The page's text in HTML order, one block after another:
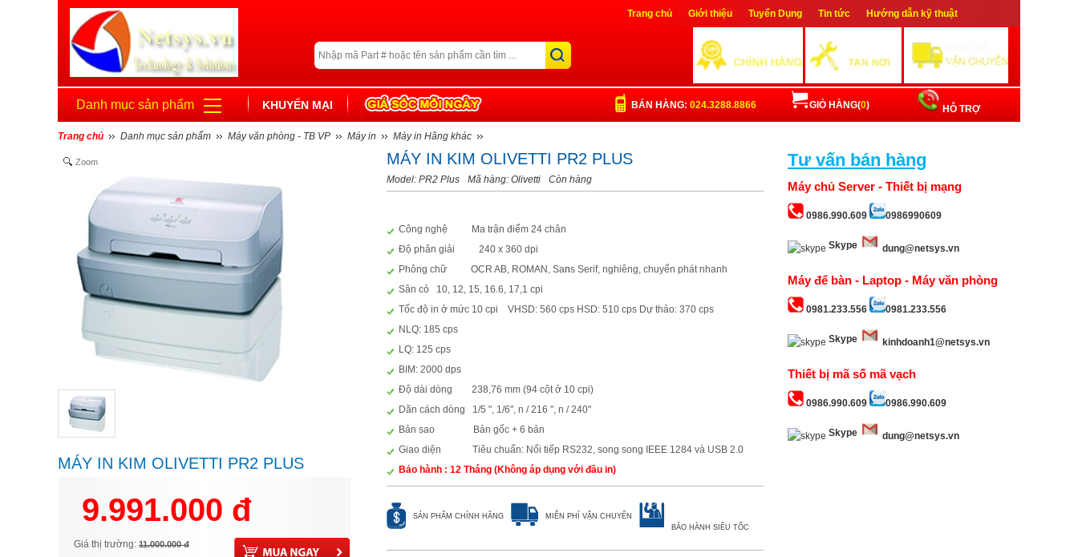
Trang chủ Giới thiệu Tuyển Dụng Tin tức Hướng dẫn kỹ thuật
Đăng nhập
Danh mục sản phẩm KHUYẾN MẠI HỖ TRỢ
GIỎ HÀNG(0)
BÁN HÀNG: 024.3288.8866
Trang chủ Danh mục sản phẩm Máy văn phòng - TB VP Máy in Máy in Hãng khác
Zoom
MÁY IN KIM OLIVETTI PR2 PLUS
9.991.000 đ
Giá thị trường: 11.000.000 đ
MÁY IN KIM OLIVETTI PR2 PLUS
Model: PR2 Plus Mã hàng: Olivetti Còn hàng
Công nghệ Ma trận điểm 24 chân
Độ phân giải 240 x 360 dpi
Phông chữ OCR AB, ROMAN, Sans Serif, nghiêng, chuyển phát nhanh
Sân cỏ 10, 12, 15, 16.6, 17,1 cpi
Tốc độ in ở mức 10 cpi VHSD: 560 cps HSD: 510 cps Dự thảo: 370 cps
NLQ: 185 cps
LQ: 125 cps
BIM: 2000 dps
Độ dài dòng 238,76 mm (94 cột ở 10 cpi)
Dãn cách dòng 1/5 ", 1/6", n / 216 ", n / 240"
Bản sao Bản gốc + 6 bản
Giao diện Tiêu chuẩn: Nối tiếp RS232, song song IEEE 1284 và USB 2.0
Bảo hành : 12 Tháng (Không áp dụng với đầu in)
SẢN PHẨM CHÍNH HÃNG
MIỄN PHÍ VẬN CHUYỂN
BẢO HÀNH SIÊU TỐC
Tư vấn bán hàng
Máy chủ Server - Thiết bị mạng
0986.990.609 0986990609
Skype dung@netsys.vn
Máy để bàn - Laptop - Máy văn phòng
0981.233.556 0981.233.556
Skype kinhdoanh1@netsys.vn
Thiết bị mã số mã vạch
0986.990.609 0986.990.609
Skype dung@netsys.vn